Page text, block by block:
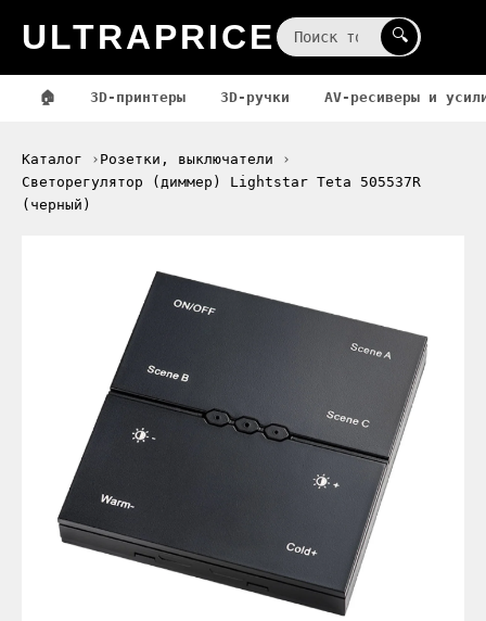
ULTRAPRICE 🔍
🏠 3D-принтеры 3D-ручки AV-ресиверы и
Каталог
Розетки, выключатели
Светорегулятор (диммер) Lightstar Teta 505537R
(черный)